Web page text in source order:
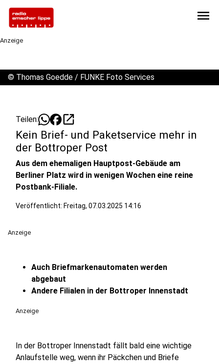
menu
Anzeige
© Thomas Goedde / FUNKE Foto Services
Teilen: open_in_new
Kein Brief- und Paketservice mehr in
der Bottroper Post
Aus dem ehemaligen Hauptpost-Gebäude am
Berliner Platz wird in wenigen Wochen eine reine
Postbank-Filiale.
Veröffentlicht: Freitag, 07.03.2025 14:16
Anzeige
Auch Briefmarkenautomaten werden
abgebaut
Andere Filialen in der Bottroper Innenstadt
Anzeige
In der Bottroper Innenstadt fällt bald eine wichtige
Anlaufstelle weg, wenn ihr Päckchen und Briefe